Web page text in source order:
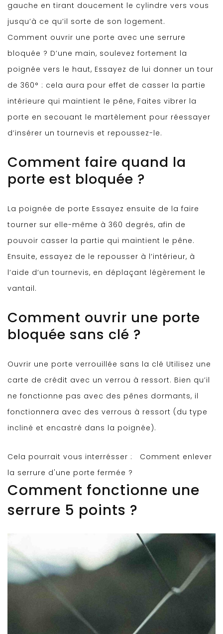
gauche en tirant doucement le cylindre vers vous
jusqu’à ce qu’il sorte de son logement.
Comment ouvrir une porte avec une serrure
bloquée ? D’une main, soulevez fortement la
poignée vers le haut, Essayez de lui donner un tour
de 360° : cela aura pour effet de casser la partie
intérieure qui maintient le pêne, Faites vibrer la
porte en secouant le martèlement pour réessayer
d’insérer un tournevis et repoussez-le.
Comment faire quand la
porte est bloquée ?
La poignée de porte Essayez ensuite de la faire
tourner sur elle-même à 360 degrés, afin de
pouvoir casser la partie qui maintient le pêne.
Ensuite, essayez de le repousser à l’intérieur, à
l’aide d’un tournevis, en déplaçant légèrement le
vantail.
Comment ouvrir une porte
bloquée sans clé ?
Ouvrir une porte verrouillée sans la clé Utilisez une
carte de crédit avec un verrou à ressort. Bien qu’il
ne fonctionne pas avec des pênes dormants, il
fonctionnera avec des verrous à ressort (du type
incliné et encastré dans la poignée).
Cela pourrait vous interrésser :
Comment enlever
la serrure d'une porte fermée ?
Comment fonctionne une
serrure 5 points ?